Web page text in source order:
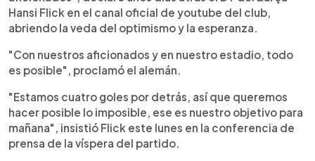
Hansi Flick en el canal oficial de youtube del club,
abriendo la veda del optimismo y la esperanza.
"Con nuestros aficionados y en nuestro estadio, todo
es posible", proclamó el alemán.
"Estamos cuatro goles por detrás, así que queremos
hacer posible lo imposible, ese es nuestro objetivo para
mañana", insistió Flick este lunes en la conferencia de
prensa de la víspera del partido.